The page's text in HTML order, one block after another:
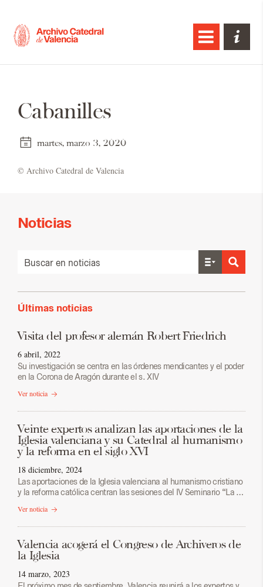
Cabanilles
martes, marzo 3, 2020
© Ar­chi­vo Ca­te­dral de Va­len­cia
Noticias
Últimas noticias
Visita del profesor alemán Robert Friedrich
6 abril, 2022
Su investigación se centra en las órdenes mendicantes y el poder
en la Corona de Aragón durante el s. XIV
Ver noticia
Veinte expertos analizan las aportaciones de la
Iglesia valenciana y su Catedral al humanismo
y la reforma en el siglo XVI
18 diciembre, 2024
Las aportaciones de la Iglesia valenciana al humanismo cristiano
y la reforma católica centran las sesiones del IV Seminario “La …
Ver noticia
Valencia acogerá el Congreso de Archiveros de
la Iglesia
14 marzo, 2023